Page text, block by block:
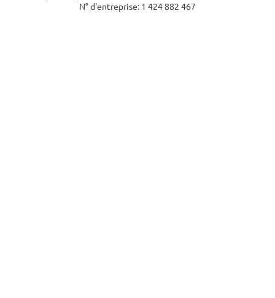
N° d'entreprise: 1 424 882 467